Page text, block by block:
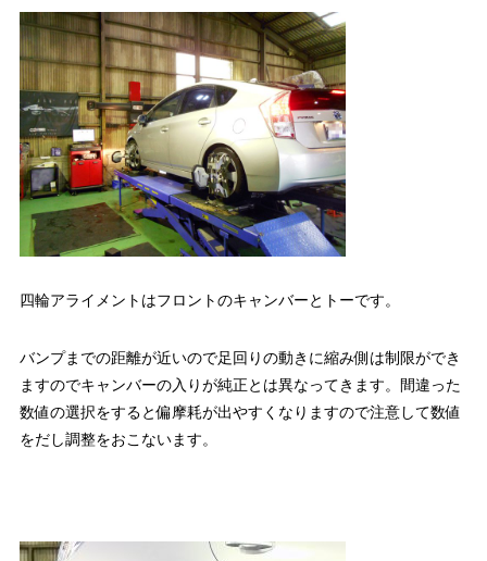
四輪アライメントはフロントのキャンバーとトーです。
バンプまでの距離が近いので足回りの動きに縮み側は制限ができ
ますのでキャンバーの入りが純正とは異なってきます。間違った
数値の選択をすると偏摩耗が出やすくなりますので注意して数値
をだし調整をおこないます。